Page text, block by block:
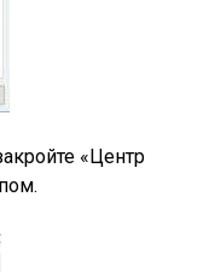
«Центр